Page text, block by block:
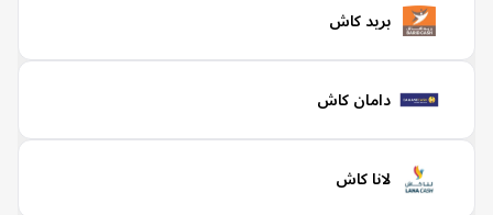
بريد كاش
دامان كاش
لانا كاش